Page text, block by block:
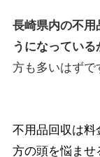
長崎県内の不用
うになってい
方も多いはずで
不用品回収は料
方の頭を悩ませ